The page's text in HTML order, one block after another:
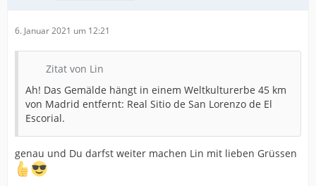
6. Januar 2021 um 12:21
Zitat von Lin
Ah! Das Gemälde hängt in einem Weltkulturerbe 45 km
von Madrid entfernt: Real Sitio de San Lorenzo de El
Escorial.
genau und Du darfst weiter machen Lin mit lieben Grüssen